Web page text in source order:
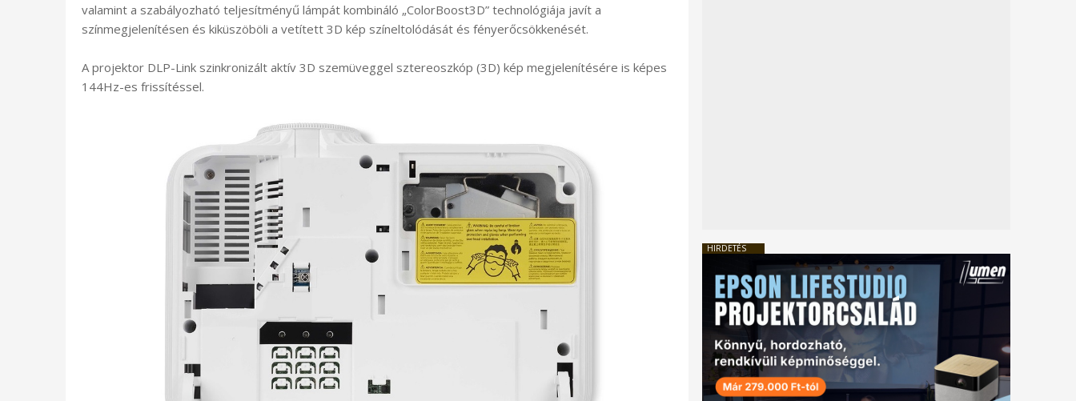
valamint a szabályozható teljesítményű lámpát kombináló „ColorBoost3D” technológiája javít a
színmegjelenítésen és kiküszöböli a vetített 3D kép színeltolódását és fényerőcsökkenését.
A projektor DLP-Link szinkronizált aktív 3D szemüveggel sztereoszkóp (3D) kép megjelenítésére is képes
144Hz-es frissítéssel.
HIRDETÉS